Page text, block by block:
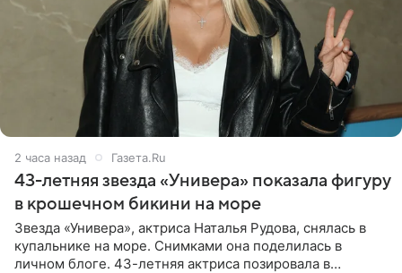
2 часа назад Газета.Ru
43-летняя звезда «Универа» показала фигуру
в крошечном бикини на море
Звезда «Универа», актриса Наталья Рудова, снялась в
купальнике на море. Снимками она поделилась в
личном блоге. 43-летняя актриса позировала в